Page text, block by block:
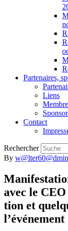
Partenaires,
Liens
Contact
Rechercher
By w@lter60@dmin
avec le
tion et
l’événement